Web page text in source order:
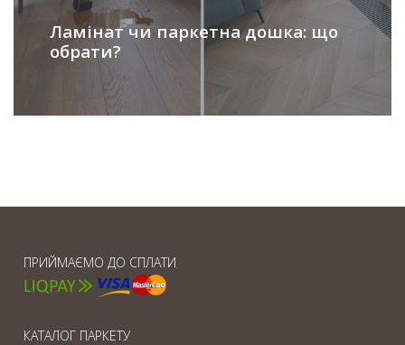
Ламінат чи паркетна дошка: що
обрати?
ПРИЙМАЄМО ДО СПЛАТИ
КАТАЛОГ ПАРКЕТУ